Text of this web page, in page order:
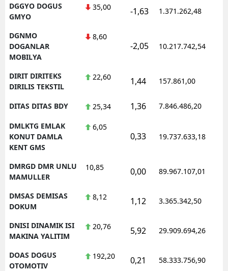
DGGYO DOGUS
GMYO
35,00 -1,63 1.371.262,48
DGNMO
DOGANLAR
MOBILYA
8,60
-2,05 10.217.742,54
DIRIT DIRITEKS
DIRILIS TEKSTIL
22,60 1,44 157.861,00
DITAS DITAS BDY 25,34 1,36 7.846.486,20
DMLKTG EMLAK
KONUT DAMLA
KENT GMS
6,05
0,33 19.737.633,18
DMRGD DMR UNLU
MAMULLER
10,85 0,00 89.967.107,01
DMSAS DEMISAS
DOKUM
8,12 1,12 3.365.342,50
DNISI DINAMIK ISI
MAKINA YALITIM
20,76 5,92 29.909.694,26
DOAS DOGUS
OTOMOTIV
192,20 0,21 58.333.756,90